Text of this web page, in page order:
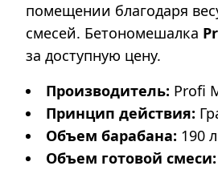
помещении благодаря
смесей. Бетономешалка
за доступную цену.
Производитель: Profi
Принцип действия:
Объем барабана: 190
Объем готовой смеси: